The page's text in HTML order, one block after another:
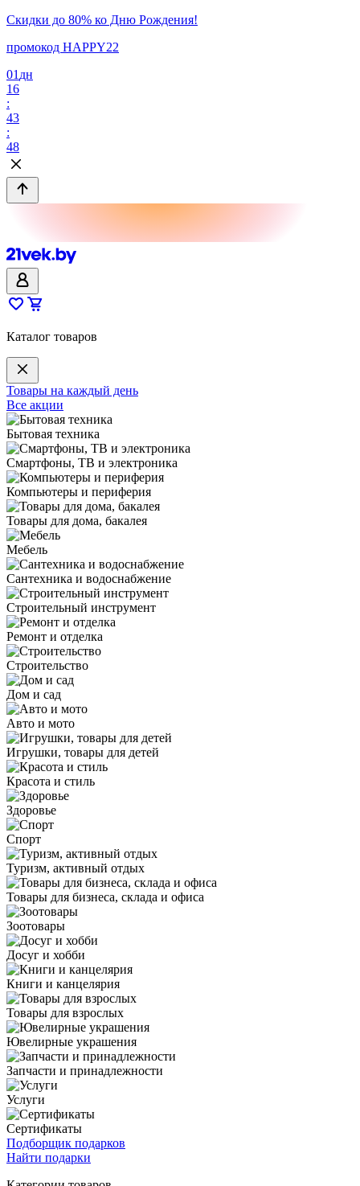
Скидки до 80% ко Дню Рождения!
промокод HAPPY22
01 дн
16
:
43
:
48
Каталог товаров
Товары на каждый день
Все акции
Бытовая техника
Смартфоны, ТВ и электроника
Компьютеры и периферия
Товары для дома, бакалея
Мебель
Сантехника и водоснабжение
Строительный инструмент
Ремонт и отделка
Строительство
Дом и сад
Авто и мото
Игрушки, товары для детей
Красота и стиль
Здоровье
Спорт
Туризм, активный отдых
Товары для бизнеса, склада и офиса
Зоотовары
Досуг и хобби
Книги и канцелярия
Товары для взрослых
Ювелирные украшения
Запчасти и принадлежности
Услуги
Сертификаты
Подборщик подарков
Найти подарки